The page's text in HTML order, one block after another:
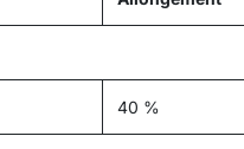
40 %